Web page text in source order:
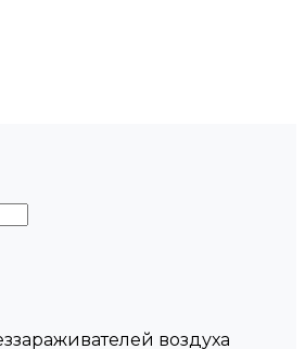
воздуха